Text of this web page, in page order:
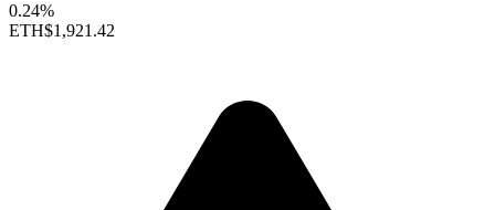
0.24%
ETH$1,921.42